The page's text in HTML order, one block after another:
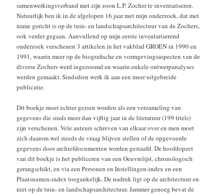
samenwerkingsverband met zijn zoon L.P. Zocher te inventariseren.
Natuurlijk ben ik in de afgelopen 16 jaar met mijn onderzoek, dat met
name gericht is op de tuin- en landschapsarchitectuur van de Zochers,
ook verder gegaan. Aanvullend op mijn eerste inventariserend
onderzoek verschenen 3 artikelen in het vakblad GROEN in 1990 en
1991, waarin meer op de biografische en vormgevingsaspecten van de
diverse Zochers werd ingezoomd en waarin enkele ontwerpanalyses
werden gemaakt. Sindsdien werk ik aan een meer uitgebreide
publicatie.
Dit boekje moet echter gezien worden als een verzameling van
gegevens die sinds meer dan vijftig jaar in de literatuur (199 titels)
zijn verschenen. Vele auteurs schreven van elkaar over en men moet
zich daarom wel steeds de vraag blijven stellen of de opgevoerde
gegevens door archiefdocumenten worden gestaafd. De hoofdopzet
van dit boekje is het publiceren van een Oeuvrelijst, chronologisch
gerangschikt, en via een Personen en Instellingen-index en een
Plaatsnamen-index toegankelijk. De nadruk ligt op de architectuur en
niet op de tuin- en landschapsarchitectuur. Jammer genoeg bevat de